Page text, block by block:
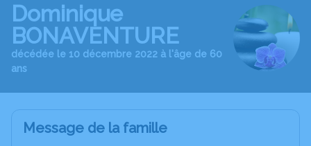
Dominique
BONAVENTURE
décédée le 10 décembre 2022 à l'âge de 60
ans
Message de la famille